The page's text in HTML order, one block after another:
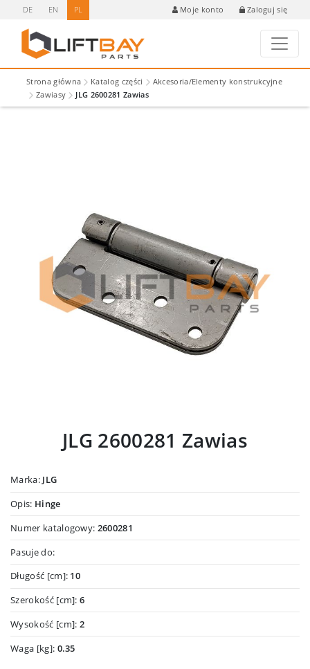
DE EN PL Moje konto Zaloguj się
Strona główna Katalog części
Akcesoria/Elementy konstrukcyjne
Zawiasy
JLG 2600281 Zawias
JLG 2600281 Zawias
Marka: JLG
Opis: Hinge
Numer katalogowy: 2600281
Pasuje do:
Długość [cm]: 10
Szerokość [cm]:6
Wysokość [cm]: 2
Waga [kg]: 0.35